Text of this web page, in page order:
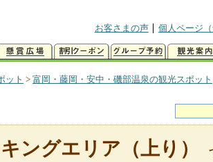
お客さまの声
個人ページ
ット > 富岡・藤岡・安中・磯部温泉の観光スポット
ングエリア（上り）